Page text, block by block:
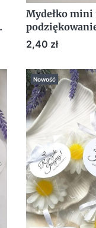
Mydełko
klientów róża
Cena
2,40 zł
Nowość